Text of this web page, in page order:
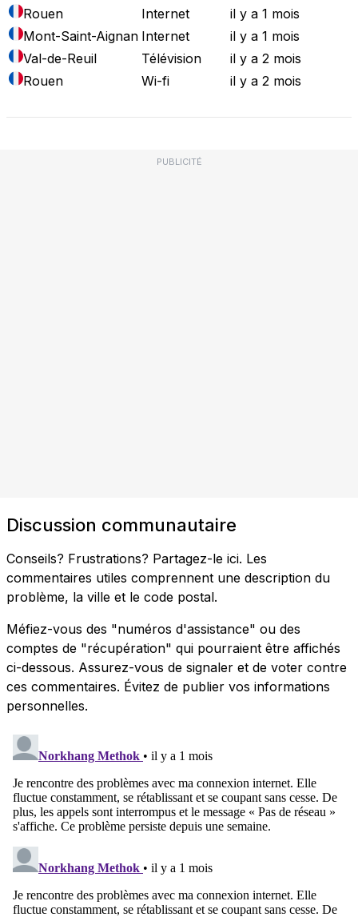
Rouen
Internet
il y a 1 mois
Mont-Saint-Aignan Internet
il y a 1 mois
Val-de-Reuil
Télévision
il y a 2 mois
Rouen
Wi-fi il y a 2 mois
PUBLICITÉ
Discussion communautaire
Conseils? Frustrations? Partagez-le ici. Les
commentaires utiles comprennent une description du
problème, la ville et le code postal.
Méfiez-vous des "numéros d'assistance" ou des
comptes de "récupération" qui pourraient être affichés
ci-dessous. Assurez-vous de signaler et de voter contre
ces commentaires. Évitez de publier vos informations
personnelles.